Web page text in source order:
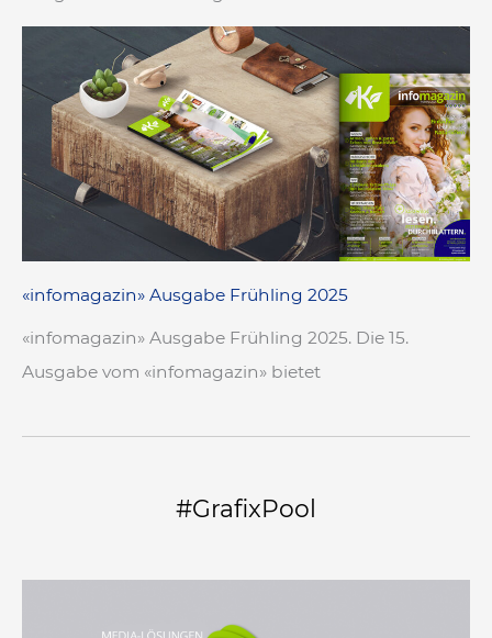
«infomagazin» Ausgabe Frühling 2025
«infomagazin» Ausgabe Frühling 2025. Die 15.
Ausgabe vom «infomagazin» bietet
#GrafixPool